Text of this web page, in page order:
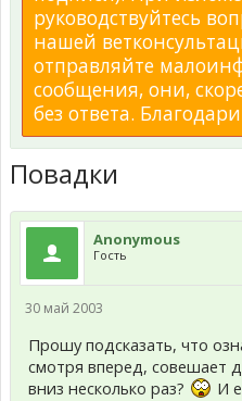
руководствуйтесь
нашей
отправляйте
сообщения, они,
без ответа.
Повадки
Anonymous
Гость
30 май 2003
Прошу подсказать, что
смотря вперед, совешает
вниз несколько раз?
И